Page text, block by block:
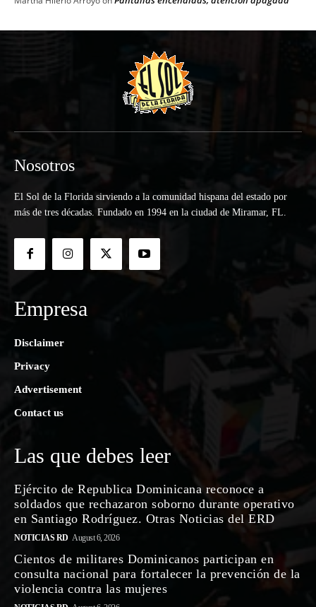
Nosotros
El Sol de la Florida sirviendo a la comunidad hispana del estado por
más de tres décadas. Fundado en 1994 en la ciudad de Miramar, FL.
Empresa
Disclaimer
Privacy
Advertisement
Contact us
Las que debes leer
Ejército de Republica Dominicana reconoce a
soldados que rechazaron soborno durante operativo
en Santiago Rodríguez. Otras Noticias del ERD
NOTICIAS RD August 6, 2026
Cientos de militares Dominicanos participan en
consulta nacional para fortalecer la prevención de la
violencia contra las mujeres